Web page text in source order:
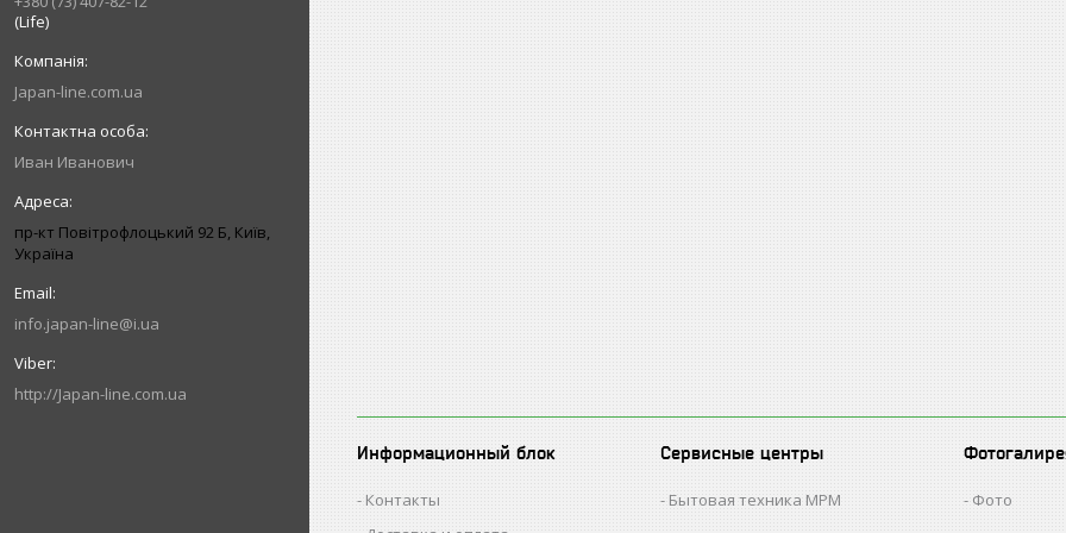
(Life)
Japan-line.com.ua
Иван Иванович
пр-кт Повітрофлоцький 92 Б, Київ,
Україна
info.japan-line@i.ua
http://Japan-line.com.ua
Информационный блок
Контакты
Сервисные центры
Бытовая техника MPM Фото